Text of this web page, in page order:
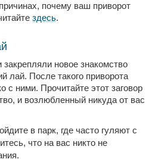
почему ваш приворот
здесь.
новое знакомство
лай. После такого приворота
с ними. Прочитайте этот заговор
и возлюбленный никуда от вас
в парк, где часто гуляют с
что на вас никто не